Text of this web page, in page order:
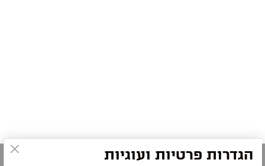
הגדרות פרטיות ועוגיות